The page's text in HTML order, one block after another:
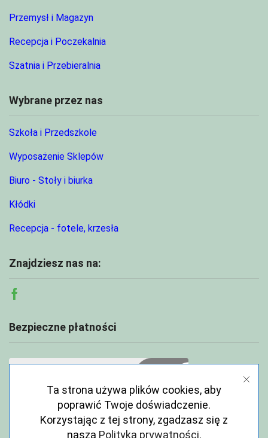
Przemysł i Magazyn
Recepcja i Poczekalnia
Szatnia i Przebieralnia
Wybrane przez nas
Szkoła i Przedszkole
Wyposażenie Sklepów
Biuro - Stoły i biurka
Kłódki
Recepcja - fotele, krzesła
Znajdziesz nas na:
Facebook
Bezpieczne płatności
Ta strona używa plików cookies, aby
poprawić Twoje doświadczenie.
Korzystając z tej strony, zgadzasz się z
naszą Polityka prywatności.